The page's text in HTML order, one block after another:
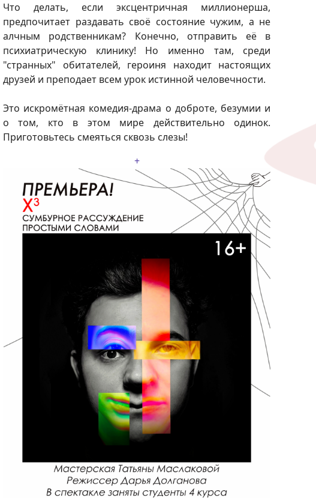
Что делать, если эксцентричная миллионерша,
предпочитает раздавать своё состояние чужим, а не
алчным родственникам? Конечно, отправить её в
психиатрическую клинику! Но именно там, среди
"странных" обитателей, героиня находит настоящих
друзей и преподает всем урок истинной человечности.
Это искромётная комедия-драма о доброте, безумии и
о том, кто в этом мире действительно одинок.
Приготовьтесь смеяться сквозь слезы!
+